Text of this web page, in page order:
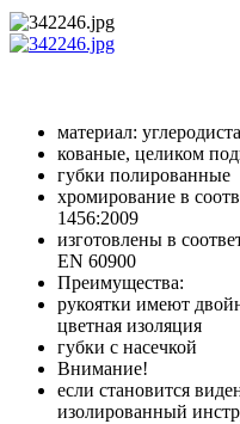
материал:
кованые, целиком
губки полированные
хромирование в
1456:2009
изготовлены в
EN 60900
Преимущества:
рукоятки имеют
цветная изоляция
губки с насечкой
Внимание!
если становится
изолированный